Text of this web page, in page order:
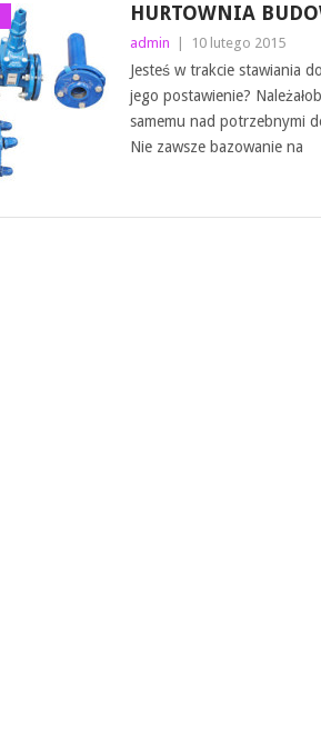
HURTOWNIA
admin 10 lutego 2015
Jesteś w trakcie stawiania
jego postawienie?
samemu nad potrzebnymi
Nie zawsze bazowanie na